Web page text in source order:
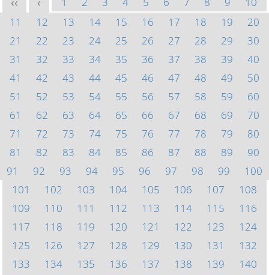
<< <
11
12 13 14 15 16 17 18 19
20
21
22 23 24 25 26 27 28 29
30
31
32 33 34 35 36 37 38 39
40
41
42 43 44 45 46 47 48 49
50
51
52 53 54 55 56 57 58 59
60
61
62 63 64 65 66 67 68 69
70
71
72 73 74 75 76 77 78 79
80
81
82 83 84 85 86 87 88 89
90
91
92 93 94 95 96 97 98 99
100
101
102 103 104 105 106 107
108
109
110 111 112 113 114 115
116
117
118 119 120 121 122 123
124
125
126 127 128 129 130 131
132
133
134 135 136 137 138 139
140